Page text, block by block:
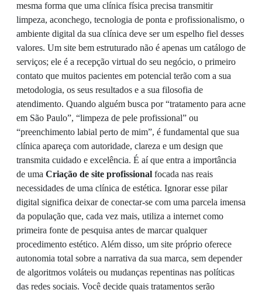
mesma forma que uma clínica física precisa transmitir
limpeza, aconchego, tecnologia de ponta e profissionalismo, o
ambiente digital da sua clínica deve ser um espelho fiel desses
valores. Um site bem estruturado não é apenas um catálogo de
serviços; ele é a recepção virtual do seu negócio, o primeiro
contato que muitos pacientes em potencial terão com a sua
metodologia, os seus resultados e a sua filosofia de
atendimento. Quando alguém busca por “tratamento para acne
em São Paulo”, “limpeza de pele profissional” ou
“preenchimento labial perto de mim”, é fundamental que sua
clínica apareça com autoridade, clareza e um design que
transmita cuidado e excelência. É aí que entra a importância
de uma Criação de site profissional focada nas reais
necessidades de uma clínica de estética. Ignorar esse pilar
digital significa deixar de conectar-se com uma parcela imensa
da população que, cada vez mais, utiliza a internet como
primeira fonte de pesquisa antes de marcar qualquer
procedimento estético. Além disso, um site próprio oferece
autonomia total sobre a narrativa da sua marca, sem depender
de algoritmos voláteis ou mudanças repentinas nas políticas
das redes sociais. Você decide quais tratamentos serão